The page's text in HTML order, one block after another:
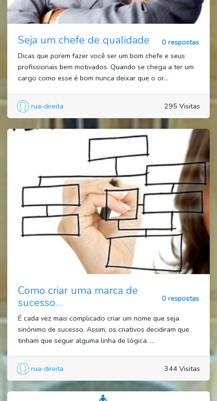
Seja um chefe de qualidade
0 respostas
Dicas que porem fazer você ser um bom chefe e seus
profissionais bem motivados. Quando se chega a ter um
cargo como esse é bom nunca deixar que o or...
rua-direita 295 Visitas
Como criar uma marca de
sucesso…
0 respostas
É cada vez mais complicado criar um nome que seja
sinónimo de sucesso. Assim, os criativos decidiram que
tinham que seguir alguma linha de lógica. ...
rua-direita 344 Visitas